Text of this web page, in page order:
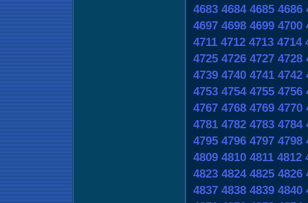
4683 4684 4685 4686
4697 4698 4699 4700
4711 4712 4713 4714
4725 4726 4727 4728
4739 4740 4741 4742
4753 4754 4755 4756
4767 4768 4769 4770
4781 4782 4783 4784
4795 4796 4797 4798
4809 4810 4811 4812
4823 4824 4825 4826
4837 4838 4839 4840